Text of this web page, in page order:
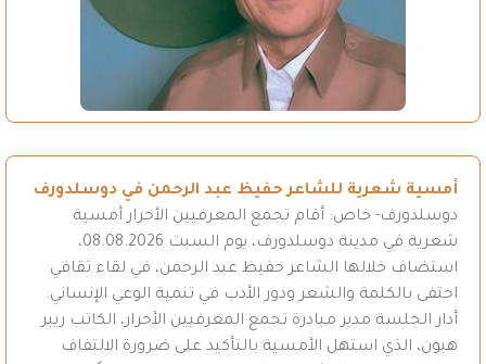
أمسية شعرية للشاعر حفيظ عبد الرحمن في دوسلدورف
دوسلدورف- خاص: أقام تجمع المعرفيين الأحرار أمسية
شعرية في مدينة دوسلدورف، يوم السبت 08.08.2026،
استضاف خلالها الشاعر حفيظ عبد الرحمن، في لقاء ثقافي
احتفى بالكلمة والشعر ودور الأدب في تنمية الوعي الإنساني.
أدار الجلسة مدير مبادرة تجمع المعرفيين الأحرار، الكاتب ريبر
هبون، الذي استهل الأمسية بالتأكيد على ضرورة الالتفاف